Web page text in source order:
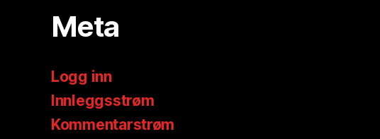
Meta
Logg inn
Innleggsstrøm
Kommentarstrøm